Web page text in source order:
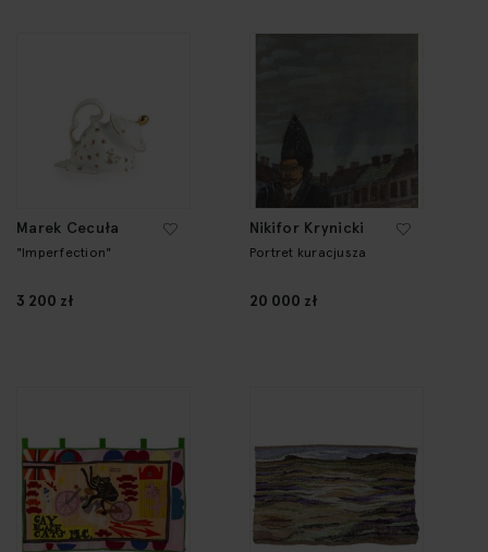
Marek Cecuła
"Imperfection"
3 200 zł
Nikifor Krynicki
Portret kuracjusza
20 000 zł